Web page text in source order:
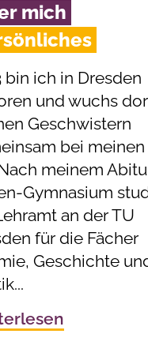
mich
bin ich in Dresden
und wuchs
Geschwistern
bei
meinem
Gymnasium
an der TU
für die Fächer
Geschichte